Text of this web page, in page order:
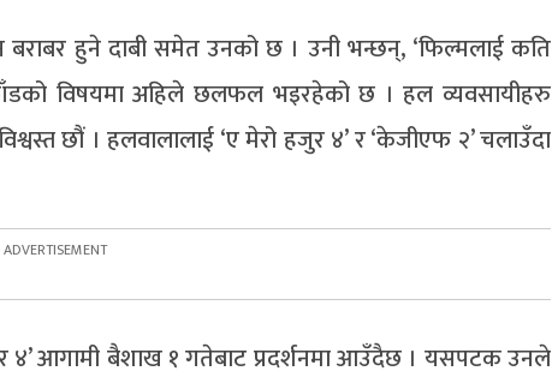
हुने दाबी समेत उनको छ । उनी भन्छन्, ‘फिल्मलाई कति
विषयमा अहिले छलफल भइरहेको छ । हल व्यवसायीहरु
छौं । हलवालालाई ‘ए मेरो हजुर ४’ र ‘केजीएफ २’ चलाउँदा
४’ आगामी बैशाख १ गतेबाट प्रदर्शनमा आउँदैछ । यसपटक उनले